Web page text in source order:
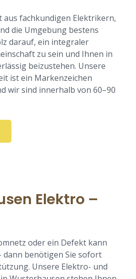
aus fachkundigen Elektrikern,
die Umgebung bestens
darauf, ein integraler
zu sein und Ihnen in
beizustehen. Unsere
ist ein Markenzeichen
wir sind innerhalb von 60–90
Elektro –
oder ein Defekt kann
benötigen Sie sofort
Unsere Elektro- und